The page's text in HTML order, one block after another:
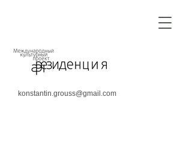
konstantin.grouss@gmail.com